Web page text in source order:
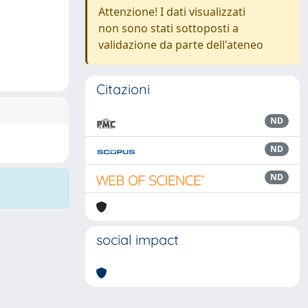
Attenzione! I dati visualizzati
non sono stati sottoposti a
validazione da parte dell'ateneo
Citazioni
ND
ND
ND
social impact